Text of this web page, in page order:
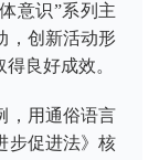
意识”系列主
，创新活动形
良好成效。
，用通俗语言
步促进法》核